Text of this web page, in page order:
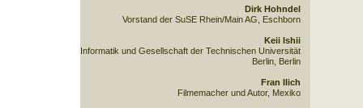
Dirk Hohndel
Vorstand der SuSE Rhein/Main AG, Eschborn
Keii Ishii
Informatik und Gesellschaft der Technischen Universität
Berlin, Berlin
Fran Ilich
Filmemacher und Autor, Mexiko